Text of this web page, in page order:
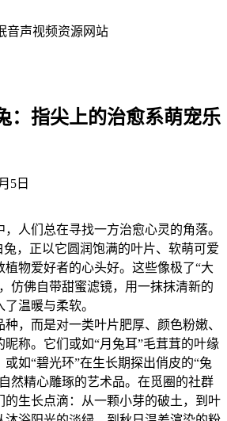
音声视频资源网站
：指尖上的治愈系萌宠乐
5日
人们总在寻找一方治愈心灵的角落。
兔，正以它圆润饱满的叶片、软萌可爱
植物爱好者的心头好。这些像极了“大
仿佛自带甜蜜滤镜，用一抹抹清新的
温暖与柔软。
，而是对一类叶片肥厚、颜色粉嫩、
称。它们或如“月兔耳”毛茸茸的叶缘
如“碧光环”在生长期探出俏皮的“兔
然精心雕琢的艺术品。在觅圈的社群
的生长点滴：从一颗小芽的破土，到叶